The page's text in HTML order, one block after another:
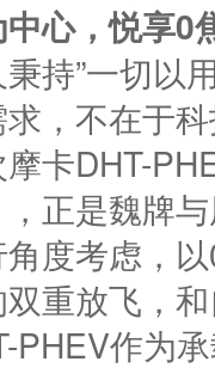
心，悦享0
持”一切以
求，不在于
卡DHT-
正是魏牌
度考虑，
重放飞，
PHEV作为